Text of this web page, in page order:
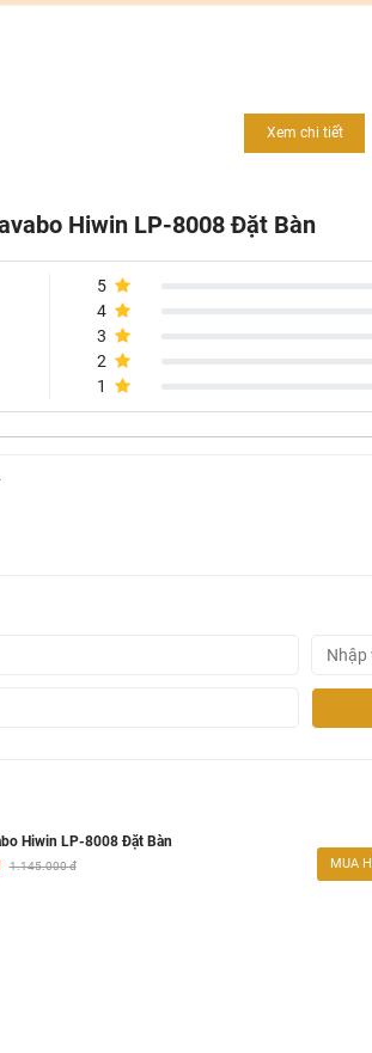
Xem chi tiết
Hiwin LP-8008 Đặt Bàn
5
4
3
2
1
Hiwin LP-8008 Đặt Bàn
1.145.000 đ MUA